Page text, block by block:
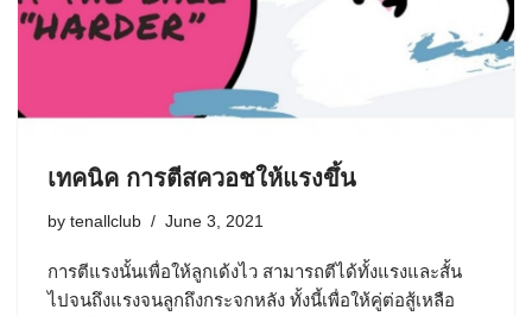
เทคนิค การตีสควอชให้แรงขึ้น
by tenallclub June 3, 2021
การตีแรงนั้นเพื่อให้ลูกเด้งไว สามารถตีได้ทั้งแรงและสั้น
ไปจนถึงแรงจนลูกถึงกระจกหลัง ทั้งนี้เพื่อให้คู่ต่อสู้เหลือ